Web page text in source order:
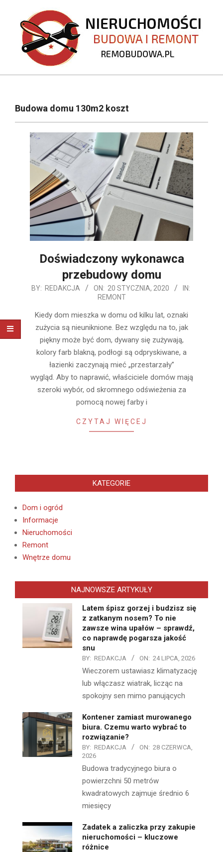
content
REMOBUDOWA.PL
NavigationBudowa domu 130m2 koszt
Doświadczony wykonawca
przebudowy domu
2020-
20
BY: REDAKCJA ON: 20 STYCZNIA, 2020
IN:
REMONT
Kiedy dom mieszka w domu od kilku lat, oznaki
zużycia są nieuniknione. Bez względu na to, jak
piękny może być dom, dywany się zużywają,
kolory farb blakną, podłogi są odpryskiwane, a
łazienki zaczynają mieć „przestarzały”
wygląd. Aby to naprawić, właściciele domów mają
szeroki wybór, od skromnego odświeżenia za
pomocą nowej farby i
CZYTAJ WIĘCEJ
KATEGORIE
Dom i ogród
Informacje
Nieruchomości
Remont
Wnętrze domu
NAJNOWSZE ARTYKUŁY
Latem śpisz gorzej i budzisz się
z zatkanym nosem? To nie
zawsze wina upałów – sprawdź,
co naprawdę pogarsza jakość
snu
BY: REDAKCJA ON: 24 LIPCA, 2026
Wieczorem ustawiasz klimatyzację
lub włączasz wiatrak, licząc na
spokojny sen mimo panujących
Kontener zamiast murowanego
biura. Czemu warto wybrać to
rozwiązanie?
BY: REDAKCJA ON: 28 CZERWCA,
2026
Budowa tradycyjnego biura o
powierzchni 50 metrów
kwadratowych zajmuje średnio 6
miesięcy
Zadatek a zaliczka przy zakupie
nieruchomości – kluczowe
różnice